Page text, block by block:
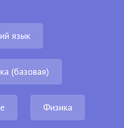
язык
(базовая)
Физика